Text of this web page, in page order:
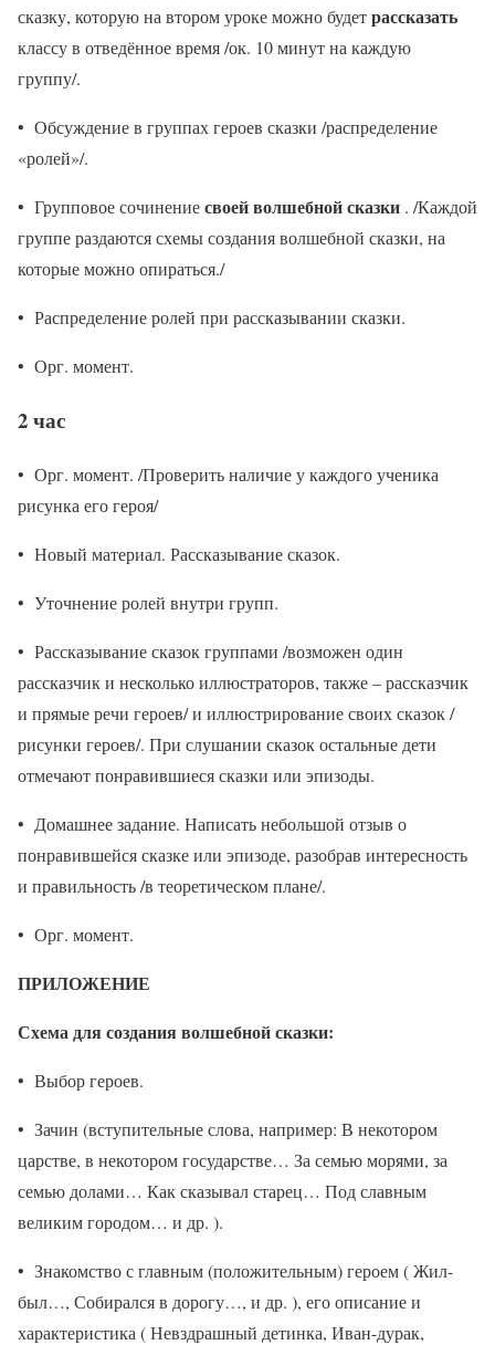
сказку, которую на втором уроке можно будетрассказать
классу в отведённое время /ок. 10 минут на каждую
группу/.
• Обсуждение в группах героев сказки /распределение
«ролей»/.
• Групповое сочинениесвоей волшебной сказки . /Каждой
группе раздаются схемы создания волшебной сказки, на
которые можно опираться./
• Распределение ролей при рассказывании сказки.
• Орг. момент.
2 час
• Орг. момент. /Проверить наличие у каждого ученика
рисунка его героя/
• Новый материал. Рассказывание сказок.
• Уточнение ролей внутри групп.
• Рассказывание сказок группами /возможен один
рассказчик и несколько иллюстраторов, также – рассказчик
и прямые речи героев/ и иллюстрирование своих сказок /
рисунки героев/. При слушании сказок остальные дети
отмечают понравившиеся сказки или эпизоды.
• Домашнее задание. Написать небольшой отзыв о
понравившейся сказке или эпизоде, разобрав интересность
и правильность /в теоретическом плане/.
• Орг. момент.
ПРИЛОЖЕНИЕ
Схема для создания волшебной сказки:
• Выбор героев.
• Зачин (вступительные слова, например: В некотором
царстве, в некотором государстве… За семью морями, за
семью долами… Как сказывал старец… Под славным
великим городом… и др. ).
• Знакомство с главным (положительным) героем ( Жил-
был…, Собирался в дорогу…, и др. ), его описание и
характеристика ( Невздрашный детинка, Иван-дурак,